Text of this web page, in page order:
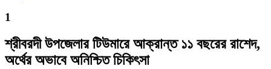
1
শ্রীবরদী উপজেলার টিউমারে আক্রান্ত ১১ বছরের রাশেদ,
অর্থের অভাবে অনিশ্চিত চিকিৎসা